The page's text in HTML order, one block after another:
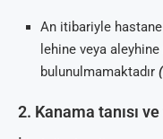
An itibariyle
lehine veya
bulunulmamaktadır
2. Kanama tanısı